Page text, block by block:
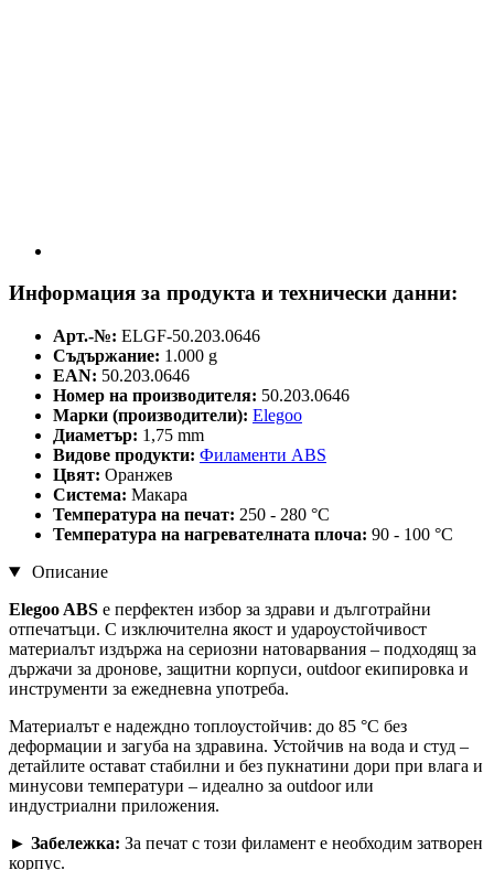
Информация за продукта и технически данни:
Арт.-№: ELGF-50.203.0646
Съдържание: 1.000 g
EAN: 50.203.0646
Номер на производителя: 50.203.0646
Марки (производители): Elegoo
Диаметър: 1,75 mm
Видове продукти: Филаменти ABS
Цвят: Оранжев
Система: Макара
Температура на печат: 250 - 280 °C
Температура на нагревателната плоча: 90 - 100 °C
Описание
Elegoo ABS е перфектен избор за здрави и дълготрайни
отпечатъци. С изключителна якост и удароустойчивост
материалът издържа на сериозни натоварвания – подходящ за
държачи за дронове, защитни корпуси, outdoor екипировка и
инструменти за ежедневна употреба.
Материалът е надеждно топлоустойчив: до 85 °C без
деформации и загуба на здравина. Устойчив на вода и студ –
детайлите остават стабилни и без пукнатини дори при влага и
минусови температури – идеално за outdoor или
индустриални приложения.
► Забележка: За печат с този филамент е необходим затворен
корпус.